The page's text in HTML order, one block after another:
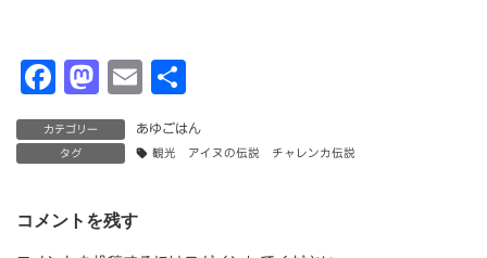
F
a
c
b
o
M
a
st
d
o
E
ai
カテゴリー あゆごはん
タグ 観光 アイヌの伝説 チャレンカ伝説
コメントを残す